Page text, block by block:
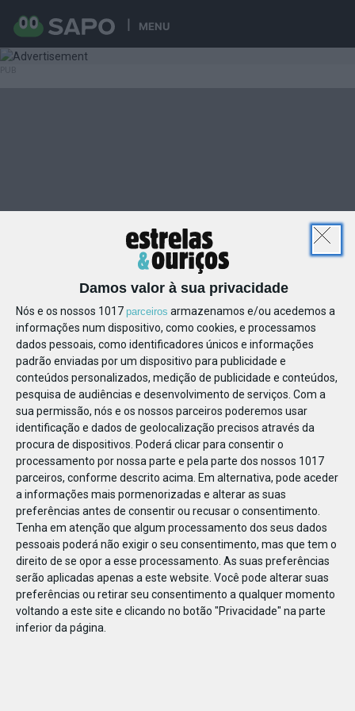
MENU
Damos valor à sua privacidade
Nós e os nossos 1017 parceiros armazenamos e/ou acedemos a
informações num dispositivo, como cookies, e processamos
dados pessoais, como identificadores únicos e informações
padrão enviadas por um dispositivo para publicidade e
conteúdos personalizados, medição de publicidade e conteúdos,
pesquisa de audiências e desenvolvimento de serviços. Com a
sua permissão, nós e os nossos parceiros poderemos usar
identificação e dados de geolocalização precisos através da
procura de dispositivos. Poderá clicar para consentir o
processamento por nossa parte e pela parte dos nossos 1017
parceiros, conforme descrito acima. Em alternativa, pode aceder
a informações mais pormenorizadas e alterar as suas
preferências antes de consentir ou recusar o consentimento.
Tenha em atenção que algum processamento dos seus dados
pessoais poderá não exigir o seu consentimento, mas que tem o
direito de se opor a esse processamento. As suas preferências
serão aplicadas apenas a este website. Você pode alterar suas
preferências ou retirar seu consentimento a qualquer momento
voltando a este site e clicando no botão "Privacidade" na parte
inferior da página.
186321458123790